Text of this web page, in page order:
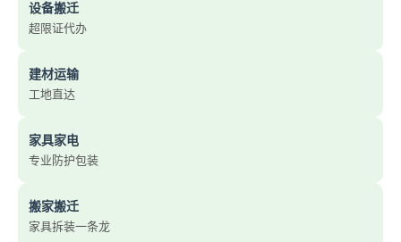
设备搬迁
超限证代办
建材运输
工地直达
家具家电
专业防护包装
搬家搬迁
家具拆装一条龙